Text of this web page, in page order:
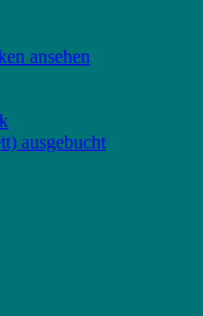
ansehen
ausgebucht